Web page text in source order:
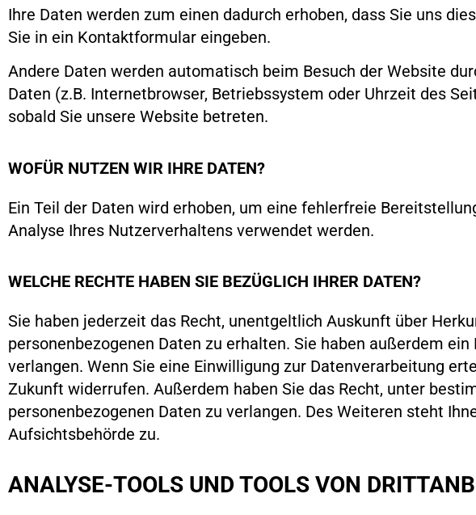
Ihre Daten werden zum einen dadurch erhoben, dass Sie uns
Sie in ein Kontaktformular eingeben.
Andere Daten werden automatisch beim Besuch der Website
Daten (z.B. Internetbrowser, Betriebssystem oder Uhrzeit des
sobald Sie unsere Website betreten.
WOFÜR NUTZEN WIR IHRE DATEN?
Ein Teil der Daten wird erhoben, um eine fehlerfreie
Analyse Ihres Nutzerverhaltens verwendet werden.
WELCHE RECHTE HABEN SIE BEZÜGLICH IHRER DATEN?
Sie haben jederzeit das Recht, unentgeltlich Auskunft über
personenbezogenen Daten zu erhalten. Sie haben außerdem
verlangen. Wenn Sie eine Einwilligung zur Datenverarbeitung
Zukunft widerrufen. Außerdem haben Sie das Recht, unter
personenbezogenen Daten zu verlangen. Des Weiteren steht
Aufsichtsbehörde zu.
ANALYSE-TOOLS UND TOOLS VON